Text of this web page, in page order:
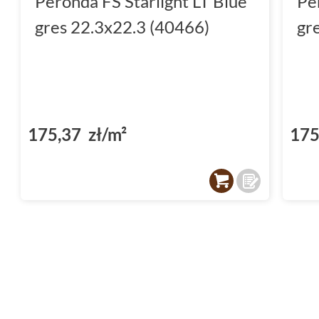
Płytki do łazienkimuszą spełniać
Peronda Fs Starlight Lt jest idealnym
Kuchnia pełna harmonii z Peronda
wymagają zarówno
gres 22.3x22.3 (40466)
175,37 zł/m²